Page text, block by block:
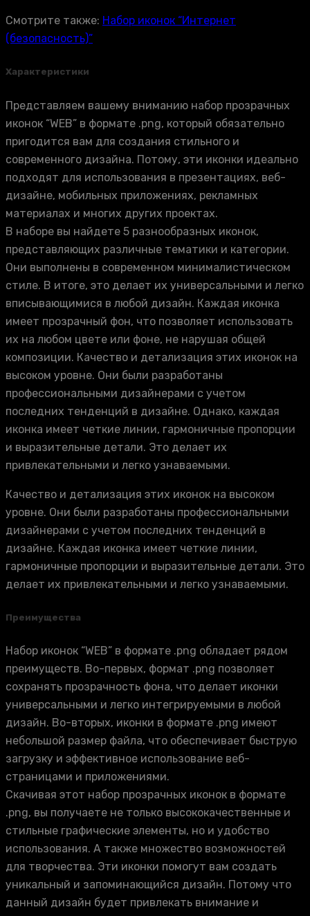
Смотрите также: Набор иконок “Интернет
(безопасность)”
Характеристики
Представляем вашему вниманию набор прозрачных
иконок “WEB” в формате .png, который обязательно
пригодится вам для создания стильного и
современного дизайна. Потому, эти иконки идеально
подходят для использования в презентациях, веб-
дизайне, мобильных приложениях, рекламных
материалах и многих других проектах.
В наборе вы найдете 5 разнообразных иконок,
представляющих различные тематики и категории.
Они выполнены в современном минималистическом
стиле. В итоге, это делает их универсальными и легко
вписывающимися в любой дизайн. Каждая иконка
имеет прозрачный фон, что позволяет использовать
их на любом цвете или фоне, не нарушая общей
композиции. Качество и детализация этих иконок на
высоком уровне. Они были разработаны
профессиональными дизайнерами с учетом
последних тенденций в дизайне. Однако, каждая
иконка имеет четкие линии, гармоничные пропорции
и выразительные детали. Это делает их
привлекательными и легко узнаваемыми.
Качество и детализация этих иконок на высоком
уровне. Они были разработаны профессиональными
дизайнерами с учетом последних тенденций в
дизайне. Каждая иконка имеет четкие линии,
гармоничные пропорции и выразительные детали. Это
делает их привлекательными и легко узнаваемыми.
Преимущества
Набор иконок “WEB” в формате .png обладает рядом
преимуществ. Во-первых, формат .png позволяет
сохранять прозрачность фона, что делает иконки
универсальными и легко интегрируемыми в любой
дизайн. Во-вторых, иконки в формате .png имеют
небольшой размер файла, что обеспечивает быструю
загрузку и эффективное использование веб-
страницами и приложениями.
Скачивая этот набор прозрачных иконок в формате
.png, вы получаете не только высококачественные и
стильные графические элементы, но и удобство
использования. А также множество возможностей
для творчества. Эти иконки помогут вам создать
уникальный и запоминающийся дизайн. Потому что
данный дизайн будет привлекать внимание и